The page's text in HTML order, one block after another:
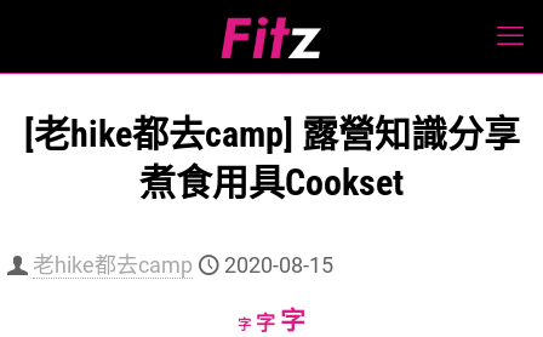
[老hike都去camp] 露營知識分享
煮食用具Cookset
老hike都去camp 2020-08-15
字Decrease
字Reset
字Increase